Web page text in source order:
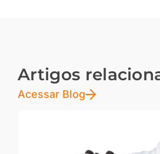
Artigos
Acessar Blog